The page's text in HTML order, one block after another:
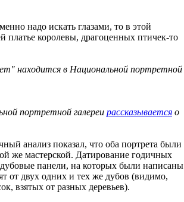
надо искать глазами, то в этой
королевы, драгоценных птичек-то
находится в Национальной портретной
портретной галереи рассказывается о
анализ показал, что оба портрета были
же мастерской. Датирование годичных
дубовые панели, на которых были написаны
от двух одних и тех же дубов (видимо,
взятых от разных деревьев).